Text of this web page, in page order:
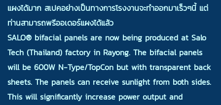
แผงได้มาก สเปคอย่างเป็นทางการโรงงานจะทำออกมาเร็วๆนี้ แต่
ท่านสามารถพรีออเดอร์แผงได้แล้ว
SALO® bifacial panels are now being produced at Salo
Tech (Thailand) factory in Rayong. The bifacial panels
will be 600W N-Type/TopCon but with transparent back
sheets. The panels can receive sunlight from both sides.
This will significantly increase power output and